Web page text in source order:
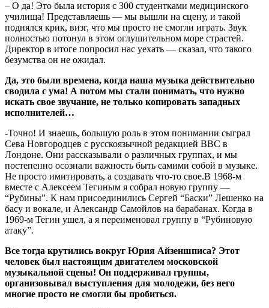
– О да! Это была история с 300 студентками медицинского
училища! Представляешь — мы вышли на сцену, и такой
поднялся крик, визг, что мы просто не смогли играть. Звук
полностью потонул в этом оглушительном море страстей.
Директор в итоге попросил нас уехать — сказал, что такого
безумства он не ожидал.
Да, это были времена, когда наша музыка действительно
сводила с ума! А потом мы стали понимать, что нужно
искать свое звучание, не только копировать западных
исполнителей…
-Точно! И знаешь, большую роль в этом понимании сыграл
Сева Новгородцев с русскоязычной редакцией BBC в
Лондоне. Они рассказывали о различных группах, и мы
постепенно осознали важность быть самими собой в музыке.
Не просто имитировать, а создавать что-то свое.В 1968-м
вместе с Алексеем Тегиным я собрал новую группу —
“Рубины”. К нам присоединились Сергей “Баски” Лешенко на
басу и вокале, и Александр Самойлов на барабанах. Когда в
1969-м Тегин ушел, а я переименовал группу в “Рубиновую
атаку”.
Все тогда крутились вокруг Юрия Айзеншписа? Этот
человек был настоящим двигателем московской
музыкальной сцены! Он поддерживал группы,
организовывал выступления для молодежи, без него
многие просто не смогли бы пробиться.